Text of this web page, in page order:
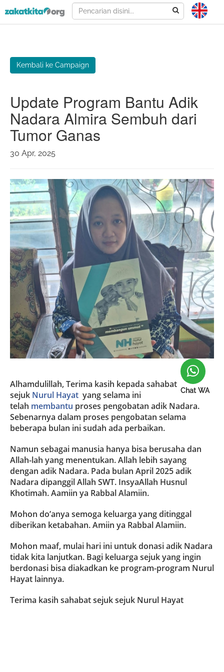
Kembali ke Campaign
Update Program Bantu Adik
Nadara Almira Sembuh dari
Tumor Ganas
30 Apr, 2025
Alhamdulillah, Terima kasih kepada sahabat
sejuk Nurul Hayat yang selama ini
telah membantu proses pengobatan adik Nadara.
Sebenarnya dalam proses pengobatan selama
beberapa bulan ini sudah ada perbaikan.
Namun sebagai manusia hanya bisa berusaha dan
Allah-lah yang menentukan. Allah lebih sayang
dengan adik Nadara. Pada bulan April 2025 adik
Nadara dipanggil Allah SWT. InsyaAllah Husnul
Khotimah. Aamiin ya Rabbal Alamiin.
Mohon do’anya semoga keluarga yang ditinggal
diberikan ketabahan. Amiin ya Rabbal Alamiin.
Mohon maaf, mulai hari ini untuk donasi adik Nadara
tidak kita lanjutkan. Bagi keluarga sejuk yang ingin
berdonasi bisa diakadkan ke program-program Nurul
Hayat lainnya.
Terima kasih sahabat sejuk sejuk Nurul Hayat
Chat WA